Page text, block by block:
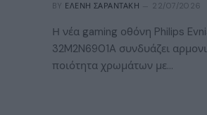
BY ΕΛΈΝΗ ΣΑΡΑΝΤΆΚΗ 22/07/2026
Η νέα gaming οθόνη Philips
32M2N6901A συνδυάζει
ποιότητα χρωμάτων με…